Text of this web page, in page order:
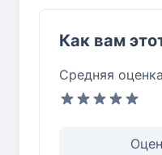
Как вам
Средняя